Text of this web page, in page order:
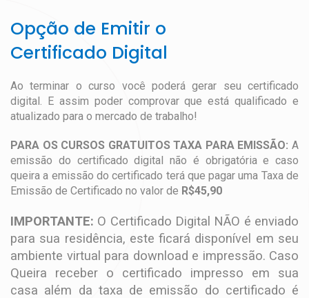
Opção de Emitir o
Certificado Digital
Ao terminar o curso você poderá gerar seu certificado
digital. E assim poder comprovar que está qualificado e
atualizado para o mercado de trabalho!
PARA OS CURSOS GRATUITOS TAXA PARA EMISSÃO: A
emissão do certificado digital não é obrigatória e caso
queira a emissão do certificado terá que pagar uma Taxa de
Emissão de Certificado no valor de R$45,90
IMPORTANTE: O Certificado Digital NÃO é enviado
para sua residência, este ficará disponível em seu
ambiente virtual para download e impressão. Caso
Queira receber o certificado impresso em sua
casa além da taxa de emissão do certificado é